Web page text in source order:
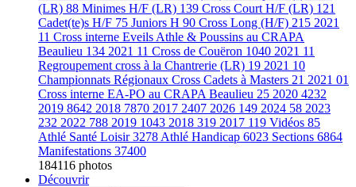
(LR) 88 Minimes H/F (LR) 139 Cross Court H/F (LR) 121
Cadet(te)s H/F 75 Juniors H 90 Cross Long (H/F) 215 2021
11 Cross interne Eveils Athle & Poussins au CRAPA
Beaulieu 134 2021 11 Cross de Couëron 1040 2021 11
Regroupement cross à la Chantrerie (LR) 19 2021 10
Championnats Régionaux Cross Cadets à Masters 21 2021 01
Cross interne EA-PO au CRAPA Beaulieu 25 2020 4232
2019 8642 2018 7870 2017 2407 2026 149 2024 58 2023
232 2022 788 2019 1043 2018 319 2017 119 Vidéos 85
Athlé Santé Loisir3278 Athlé Handicap 6023 Sections 6864
Manifestations 37400
184116 photos
Découvrir